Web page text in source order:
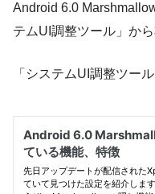
Android 6.0
テムUI調整ツール」か
「システムUI調整ツー